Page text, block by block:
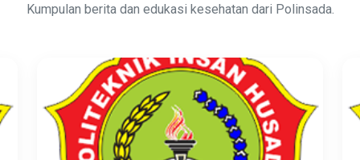
Kumpulan berita dan edukasi kesehatan dari Polinsada.